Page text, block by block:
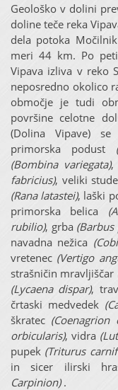
Geološko v dolini
doline teče reka
dela potoka
meri 44 km. Po
Vipava izliva v reko
neposredno okolico
območje je tudi
površine celotne
(Dolina Vipave)
primorska podust
(Bombina variegata),
fabricius), veliki
(Rana latastei), laški
primorska belica
rubilio), grba (Barbus
navadna nežica
vretenec (Vertigo
strašničin mravljiščar
(Lycaena dispar),
črtaski medvedek
škratec (Coenagrion
orbicularis), vidra
pupek (Triturus
in sicer ilirski
Carpinion).